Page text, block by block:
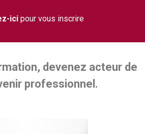
ici pour vous inscrire
devenez acteur de
professionnel.